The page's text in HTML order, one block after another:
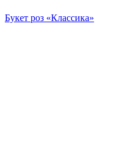
Букет роз «Классика»